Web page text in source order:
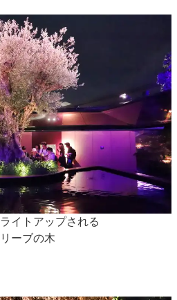
イトアップされる
ーブの木